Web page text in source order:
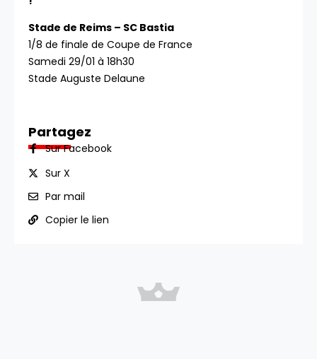
Stade de Reims – SC Bastia
1/8 de finale de Coupe de France
Samedi 29/01 à 18h30
Stade Auguste Delaune
Partagez
Sur Facebook
Sur X
Par mail
Copier le lien